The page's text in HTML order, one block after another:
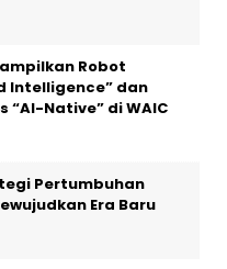
Robot
Intelligence” dan
“AI-Native” di WAIC
Pertumbuhan
Era Baru